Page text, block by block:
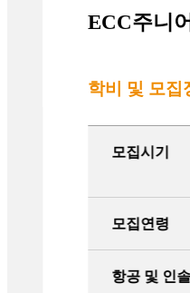
ECC주니
학비 및 모집
모집시기
모집연령
항공 및 인솔